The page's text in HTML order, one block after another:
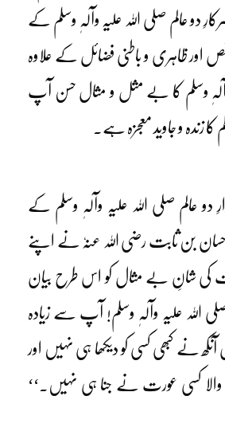
دو عالم صلی اللہ علیہ وآلہٖ وسلم کے
اور ظاہری و باطنی فضائل کے علاوہ
وسلم کا بے مثل و مثال حسن آپ
کا زندہ و جاوید معجزہ ہے۔
دو عالم صلی اللہ علیہ وآلہٖ وسلم کے
بن ثابت رضی اللہ عنہٗ نے اپنے
کی شانِ بے مثال کو اس طرح بیان
صلی اللہ علیہ وآلہٖ وسلم! آپ سے زیادہ
آنکھ نے کبھی کسی کو دیکھا ہی نہیں اور
کسی عورت نے جنا ہی نہیں۔‘‘